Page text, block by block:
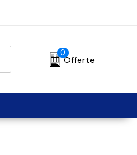
0
Offerte